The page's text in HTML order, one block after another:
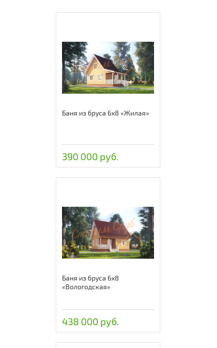
Баня из бруса 6х8 «Жилая»
390 000 руб.
Баня из бруса 6х8
«Вологодская»
438 000 руб.